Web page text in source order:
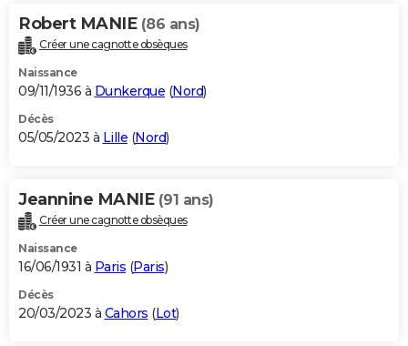
Robert MANIE (86 ans)
Créer une cagnotte obsèques
Naissance
09/11/1936 à Dunkerque (Nord)
Décès
05/05/2023 à Lille (Nord)
Jeannine MANIE (91 ans)
Créer une cagnotte obsèques
Naissance
16/06/1931 à Paris (Paris)
Décès
20/03/2023 à Cahors (Lot)